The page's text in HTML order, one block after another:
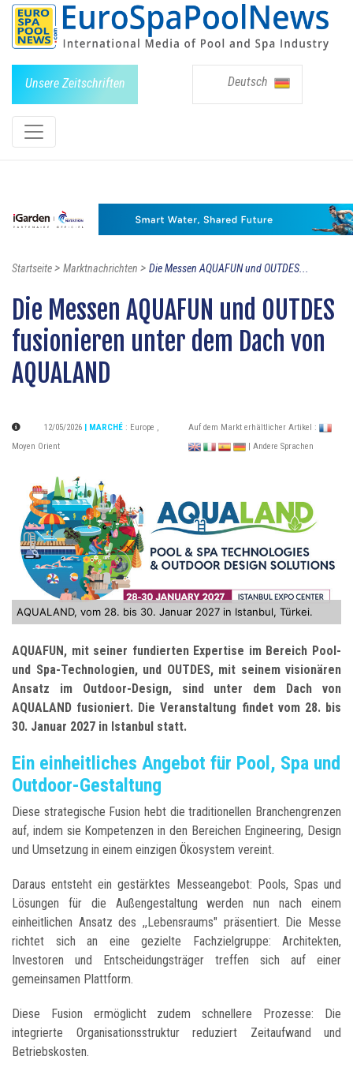
Unsere Zeitschriften Deutsch
Startseite> Marktnachrichten > Die Messen AQUAFUN und OUTDES...
Die Messen AQUAFUN und OUTDES
fusionieren unter dem Dach von
AQUALAND
12/05/2026 | MARCHÉ : Europe ,
Moyen Orient
Auf dem Markt erhältlicher Artikel :
| Andere Sprachen
AQUALAND, vom 28. bis 30. Januar 2027 in Istanbul, Türkei.
AQUAFUN, mit seiner fundierten Expertise im Bereich Pool-
und Spa-Technologien, und OUTDES, mit seinem visionären
Ansatz im Outdoor-Design, sind unter dem Dach von
AQUALAND fusioniert. Die Veranstaltung findet vom 28. bis
30. Januar 2027 in Istanbul statt.
Ein einheitliches Angebot für Pool, Spa und
Outdoor-Gestaltung
Diese strategische Fusion hebt die traditionellen Branchengrenzen
auf, indem sie Kompetenzen in den Bereichen Engineering, Design
und Umsetzung in einem einzigen Ökosystem vereint.
Daraus entsteht ein gestärktes Messeangebot: Pools, Spas und
Lösungen für die Außengestaltung werden nun nach einem
einheitlichen Ansatz des ,,Lebensraums" präsentiert. Die Messe
richtet sich an eine gezielte Fachzielgruppe: Architekten,
Investoren und Entscheidungsträger treffen sich auf einer
gemeinsamen Plattform.
Diese Fusion ermöglicht zudem schnellere Prozesse: Die
integrierte Organisationsstruktur reduziert Zeitaufwand und
Betriebskosten.